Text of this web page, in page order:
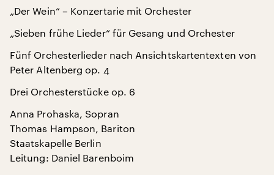
„Der Wein“ – Konzertarie mit Orchester
„Sieben frühe Lieder“ für Gesang und Orchester
Fünf Orchesterlieder nach Ansichtskartentexten von
Peter Altenberg op. 4
Drei Orchesterstücke op. 6
Anna Prohaska, Sopran
Thomas Hampson, Bariton
Staatskapelle Berlin
Leitung: Daniel Barenboim